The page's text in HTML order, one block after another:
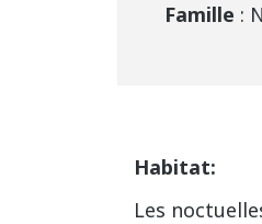
Famille :
Habitat:
Les